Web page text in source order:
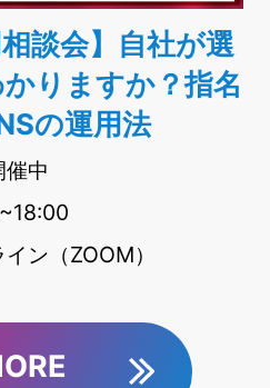
相談会】自社が選
りますか？指名
の運用法
催中
ン（ZOOM）